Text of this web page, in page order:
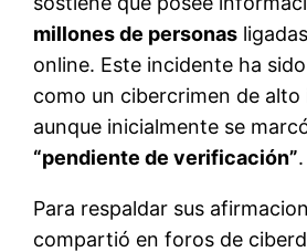
millones de personas
online. Este incidente ha
como un cibercrimen de alto
aunque inicialmente se
“pendiente de verificación”.
Para respaldar sus
compartió en foros de